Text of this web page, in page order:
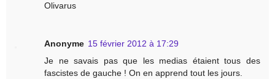
Olivarus
Anonyme 15 février 2012 à 17:29
Je ne savais pas que les medias étaient tous des
fascistes de gauche ! On en apprend tout les jours.